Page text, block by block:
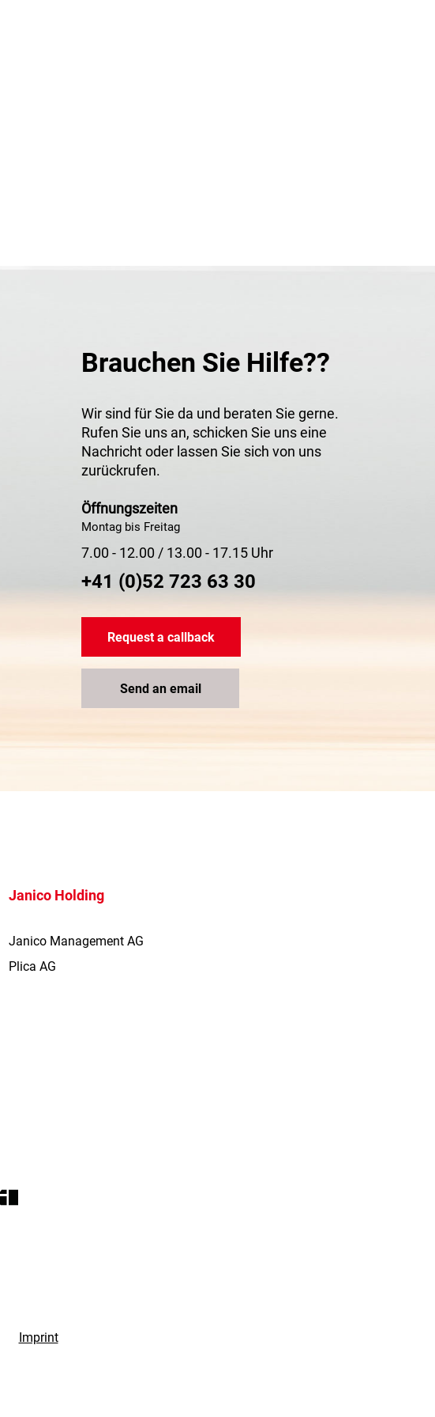
Brauchen Sie Hilfe??
Wir sind für Sie da und beraten Sie gerne.
Rufen Sie uns an, schicken Sie uns eine
Nachricht oder lassen Sie sich von uns
zurückrufen.
Öffnungszeiten
Montag bis Freitag
7.00 - 12.00 / 13.00 - 17.15 Uhr
+41 (0)52 723 63 30
Request a callback
Send an email
Janico Holding
Janico Management AG
Plica AG
Imprint